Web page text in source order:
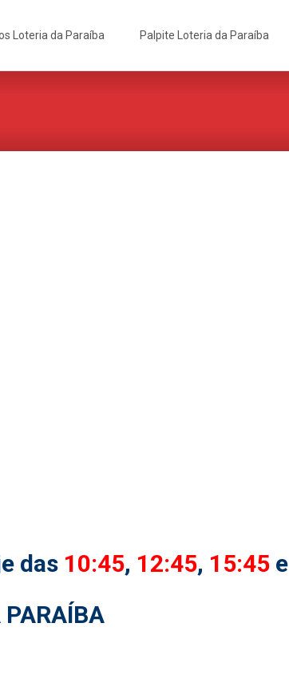
Loteria da Paraíba Palpite Loteria da Paraíba
das 10:45, 12:45, 15:45e
PARAÍBA